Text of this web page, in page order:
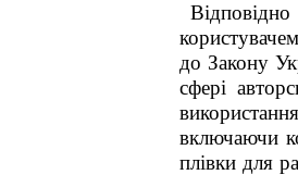
до Закону
сфері
включаючи
плівки для